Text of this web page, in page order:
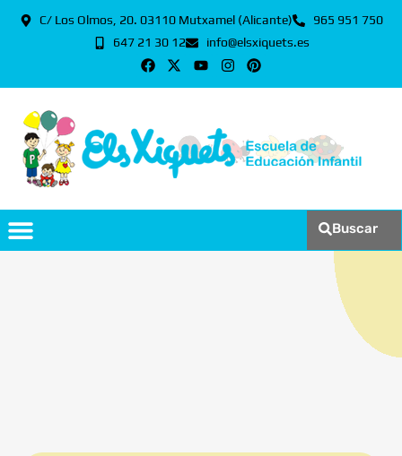
C/ Los Olmos, 20. 03110 Mutxamel (Alicante)
965 951 750
647 21 30 12
info@elsxiquets.es
Buscar